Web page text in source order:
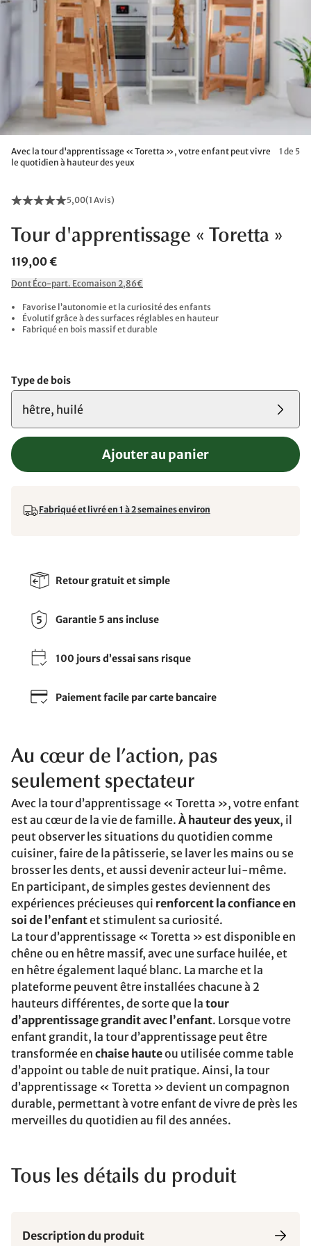
Avec la tour d'apprentissage « Toretta », votre enfant peut vivre
le quotidien à hauteur des yeux
1 de 5
5,00(1 Avis)
Tour d'apprentissage « Toretta »
119,00 €
Dont Éco-part. Ecomaison 2,86€
Favorise l’autonomie et la curiosité des enfants
Évolutif grâce à des surfaces réglables en hauteur
Fabriqué en bois massif et durable
Type de bois
hêtre, huilé
Ajouter au panier
Fabriqué et livré en 1 à 2 semaines environ
Retour gratuit et simple
Garantie 5 ans incluse
100 jours d’essai sans risque
Paiement facile par carte bancaire
Au cœur de l’action, pas
seulement spectateur
Avec la tour d’apprentissage « Toretta », votre enfant
est au cœur de la vie de famille. À hauteur des yeux, il
peut observer les situations du quotidien comme
cuisiner, faire de la pâtisserie, se laver les mains ou se
brosser les dents, et aussi devenir acteur lui-même.
En participant, de simples gestes deviennent des
expériences précieuses qui renforcent la confiance en
soi de l’enfantet stimulent sa curiosité.
La tour d’apprentissage « Toretta » est disponible en
chêne ou en hêtre massif, avec une surface huilée, et
en hêtre également laqué blanc. La marche et la
plateforme peuvent être installées chacune à 2
hauteurs différentes, de sorte que la tour
d’apprentissage grandit avec l’enfant. Lorsque votre
enfant grandit, la tour d’apprentissage peut être
transformée en chaise hauteou utilisée comme table
d’appoint ou table de nuit pratique. Ainsi, la tour
d’apprentissage « Toretta » devient un compagnon
durable, permettant à votre enfant de vivre de près les
merveilles du quotidien au fil des années.
Tous les détails du produit
Description du produit